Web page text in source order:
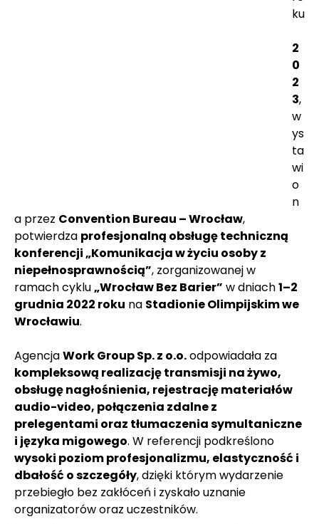
ku
2
0
2
3,
w
ys
ta
wi
o
n
a przez Convention Bureau – Wrocław,
potwierdza profesjonalną obsługę techniczną
konferencji „Komunikacja w życiu osoby z
niepełnosprawnością”, zorganizowanej w
ramach cyklu „Wrocław Bez Barier” w dniach 1–2
grudnia 2022 roku na Stadionie Olimpijskim we
Wrocławiu.
Agencja Work Group Sp. z o.o. odpowiadała za
kompleksową realizację transmisji na żywo,
obsługę nagłośnienia, rejestrację materiałów
audio-video, połączenia zdalne z
prelegentami oraz tłumaczenia symultaniczne
i języka migowego. W referencji podkreślono
wysoki poziom profesjonalizmu, elastyczność i
dbałość o szczegóły, dzięki którym wydarzenie
przebiegło bez zakłóceń i zyskało uznanie
organizatorów oraz uczestników.